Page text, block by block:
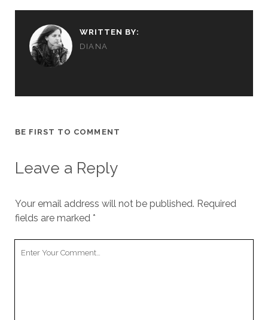
WRITTEN BY:
DIANA
BE FIRST TO COMMENT
Leave a Reply
Your email address will not be published. Required
fields are marked *